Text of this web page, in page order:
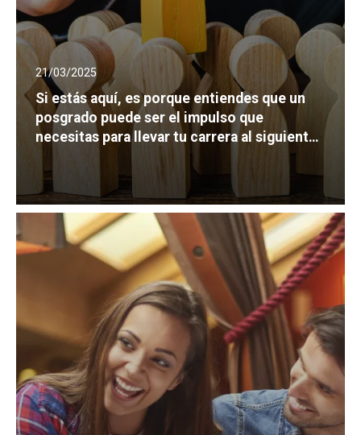
21/03/2025
Si estás aquí, es porque entiendes que un
posgrado puede ser el impulso que
necesitas para llevar tu carrera al siguiente